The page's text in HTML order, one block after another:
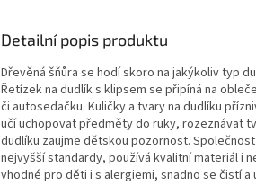
Detailní popis produktu
Dřevěná šňůra se hodí skoro na jakýkoliv typ
Řetízek na dudlík s klipsem se připíná na
či autosedačku. Kuličky a tvary na dudlíku
učí uchopovat předměty do ruky, rozeznávat
dudlíku zaujme dětskou pozornost.
nejvyšší standardy, používá kvalitní materiál i
vhodné pro děti i s alergiemi, snadno se čistí a